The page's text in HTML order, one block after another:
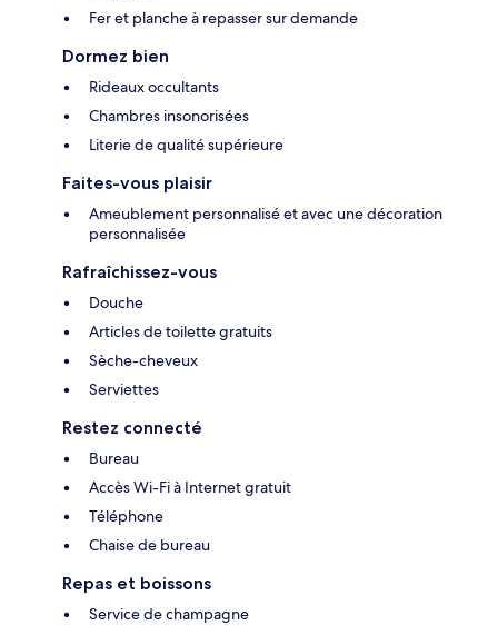
Fer et planche à repasser sur demande
Dormez bien
Rideaux occultants
Chambres insonorisées
Literie de qualité supérieure
Faites-vous plaisir
Ameublement personnalisé et avec une décoration
personnalisée
Rafraîchissez-vous
Douche
Articles de toilette gratuits
Sèche-cheveux
Serviettes
Restez connecté
Bureau
Accès Wi-Fi à Internet gratuit
Téléphone
Chaise de bureau
Repas et boissons
Service de champagne